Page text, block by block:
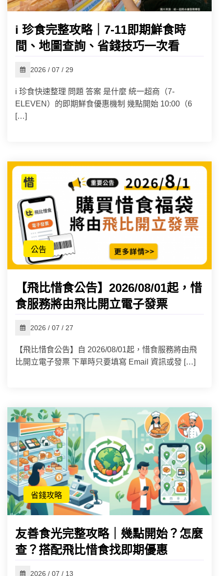
i 珍食完整攻略｜7-11即期鮮食時
間、地圖查詢、省錢技巧一次看
2026 / 07 / 29
i 珍食快速整理 問題 答案 是什麼 統一超商（7-
ELEVEN）的即期鮮食優惠機制 幾點開始 10:00（6
[…]
公告
【飛比惜食公告】2026/08/01起，惜
食服務將由飛比開立電子發票
2026 / 07 / 27
【飛比惜食公告】自 2026/08/01起，惜食服務將由飛
比開立電子發票 下單時只要填寫 Email 資訊或發 […]
省錢攻略
友善食光完整攻略｜幾點開始？怎麼
查？搭配飛比惜食找即期優惠
2026 / 07 / 13